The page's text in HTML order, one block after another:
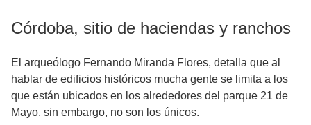
Córdoba, sitio de haciendas y ranchos
El arqueólogo Fernando Miranda Flores, detalla que al
hablar de edificios históricos mucha gente se limita a los
que están ubicados en los alrededores del parque 21 de
Mayo, sin embargo, no son los únicos.